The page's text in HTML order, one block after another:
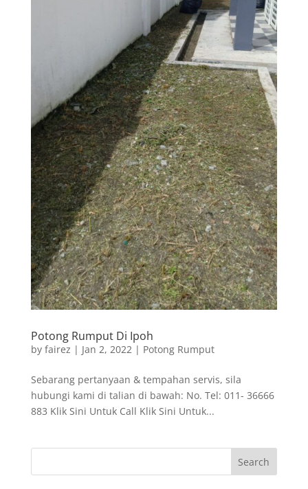
Potong Rumput Di Ipoh
by fairez | Jan 2, 2022| Potong Rumput
Sebarang pertanyaan & tempahan servis, sila
hubungi kami di talian di bawah: No. Tel: 011- 36666
883 Klik Sini Untuk Call Klik Sini Untuk...